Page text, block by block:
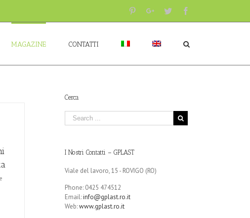
PinterestGoogle+Twitter
MAGAZINE CONTATTI
Cerca
I Nostri Contatti – GPLAST
Viale del lavoro, 15 - ROVIGO (RO)
Phone: 0425 474512
Email:info@gplast.ro.it
Web:www.gplast.ro.it